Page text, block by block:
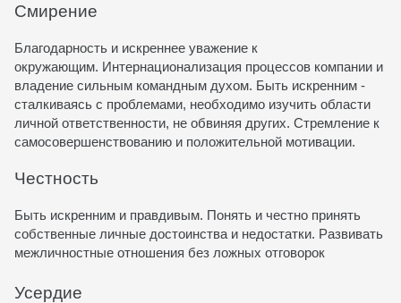
Смирение
Благодарность и искреннее уважение к
окружающим. Интернационализация процессов компании и
владение сильным командным духом. Быть искренним -
сталкиваясь с проблемами, необходимо изучить области
личной ответственности, не обвиняя других. Стремление к
самосовершенствованию и положительной мотивации.
Честность
Быть искренним и правдивым. Понять и честно принять
собственные личные достоинства и недостатки. Развивать
межличностные отношения без ложных отговорок
Усердие